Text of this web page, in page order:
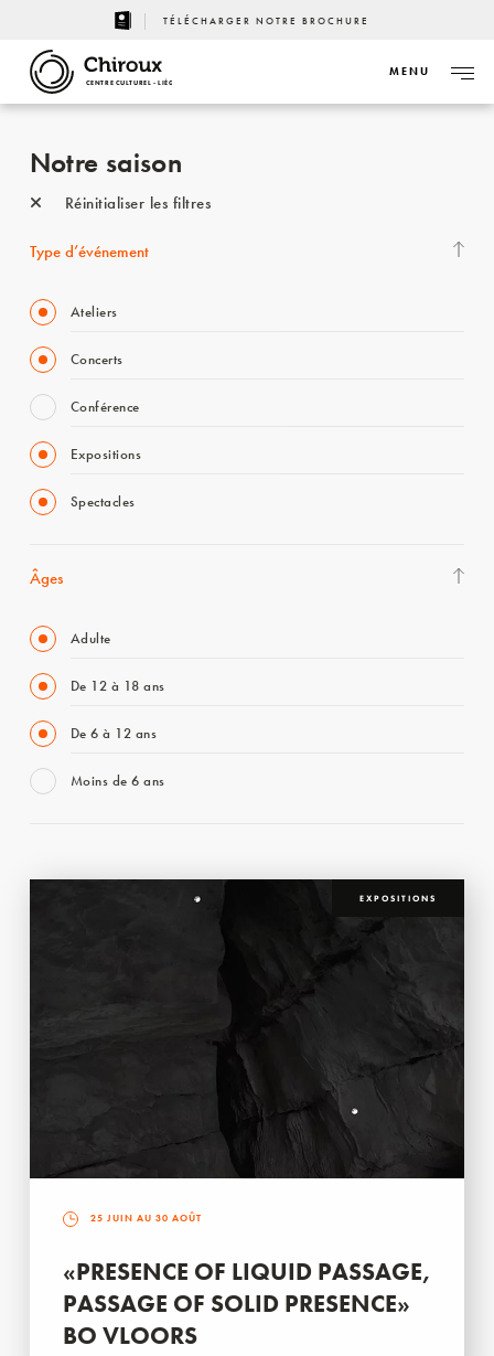
TÉLÉCHARGER NOTRE BROCHURE
CENTRE CULTUREL - LIÈGE
MENU
Notre saison
Réinitialiser les filtres
Type d’événement
Ateliers
Concerts
Conférence
Expositions
Spectacles
Âges
Adulte
De 12 à 18 ans
De 6 à 12 ans
Moins de 6 ans
EXPOSITIONS
25 JUIN AU 30 AOÛT
«PRESENCE OF LIQUID PASSAGE,
PASSAGE OF SOLID PRESENCE»
BO VLOORS